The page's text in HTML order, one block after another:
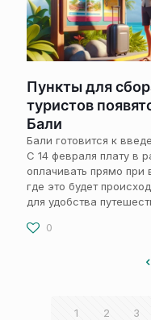
Пункты для
туристов
Бали
Бали готовится к
С 14 февраля плату в
оплачивать прямо при
где это будет
для удобства
0
1 2 3